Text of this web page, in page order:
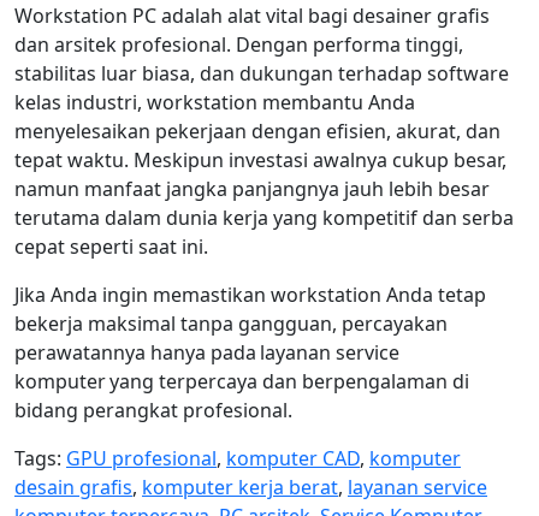
Workstation PC adalah alat vital bagi desainer grafis
dan arsitek profesional. Dengan performa tinggi,
stabilitas luar biasa, dan dukungan terhadap software
kelas industri, workstation membantu Anda
menyelesaikan pekerjaan dengan efisien, akurat, dan
tepat waktu. Meskipun investasi awalnya cukup besar,
namun manfaat jangka panjangnya jauh lebih besar
terutama dalam dunia kerja yang kompetitif dan serba
cepat seperti saat ini.
Jika Anda ingin memastikan workstation Anda tetap
bekerja maksimal tanpa gangguan, percayakan
perawatannya hanya pada layanan service
komputer yang terpercaya dan berpengalaman di
bidang perangkat profesional.
Tags: GPU profesional, komputer CAD, komputer
desain grafis, komputer kerja berat, layanan service